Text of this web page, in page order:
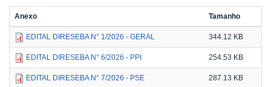
Anexo Tamanho
EDITAL DIRESEBA N° 1/2026 - GERAL 344.12 KB
EDITAL DIRESEBA N° 6/2026 - PPI 254.53 KB
EDITAL DIRESEBA N° 7/2026 - PSE 287.13 KB